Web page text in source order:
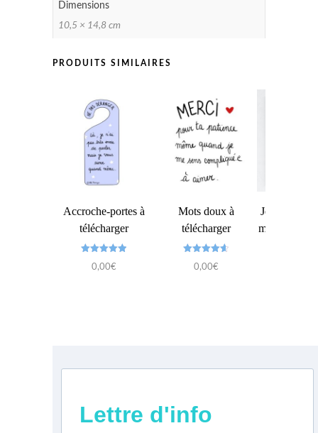
Dimensions
10,5 × 14,8 cm
PRODUITS SIMILAIRES
Accroche-portes à
télécharger
5.000,00€
Mots doux à
télécharger
4.670,00€
Je perçois
ma façon –
Lettre d'info